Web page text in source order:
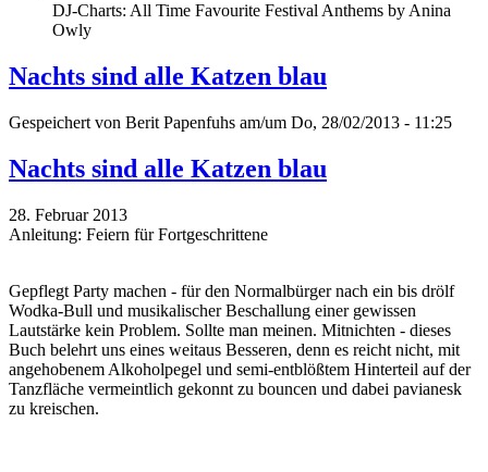
DJ-Charts: All Time Favourite Festival Anthems by Anina
Owly
Nachts sind alle Katzen blau
Gespeichert von Berit Papenfuhs am/um Do, 28/02/2013 - 11:25
Nachts sind alle Katzen blau
28. Februar 2013
Anleitung: Feiern für Fortgeschrittene
Gepflegt Party machen - für den Normalbürger nach ein bis drölf
Wodka-Bull und musikalischer Beschallung einer gewissen
Lautstärke kein Problem. Sollte man meinen. Mitnichten - dieses
Buch belehrt uns eines weitaus Besseren, denn es reicht nicht, mit
angehobenem Alkoholpegel und semi-entblößtem Hinterteil auf der
Tanzfläche vermeintlich gekonnt zu bouncen und dabei pavianesk
zu kreischen.